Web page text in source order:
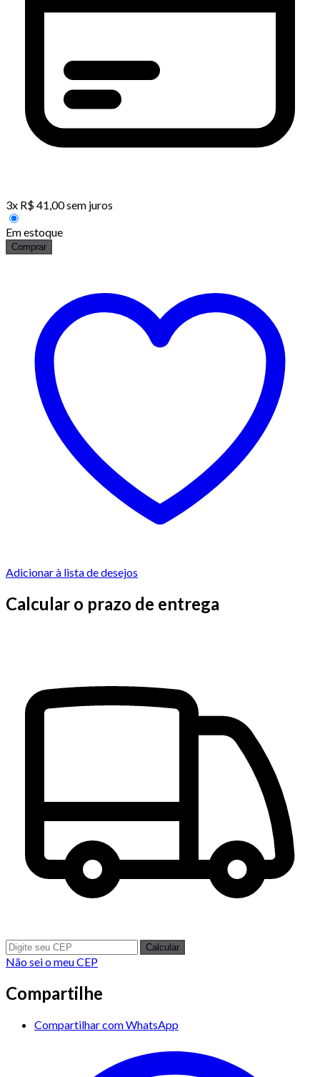
3x R$41,00sem juros
Em estoque
Comprar
Adicionar à lista de desejos
Calcular o prazo de entrega
Calcular
Não sei o meu CEP
Compartilhe
Compartilhar com WhatsApp